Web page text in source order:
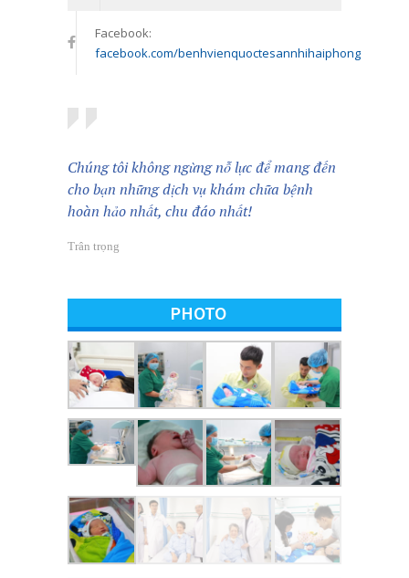
Facebook:
facebook.com/benhvienquoctesannhihaiphong
Chúng tôi không ngừng nỗ lực để mang đến
cho bạn những dịch vụ khám chữa bệnh
hoàn hảo nhất, chu đáo nhất!
Trân trọng
PHOTO